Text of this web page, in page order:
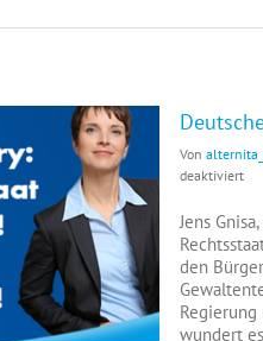
Von
deaktiviertfür
im
Jens
den
wundert